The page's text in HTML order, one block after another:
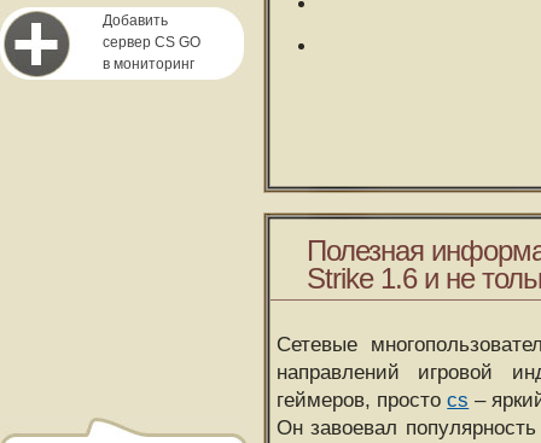
Добавить
сервер CS GO
в мониторинг
Полезная
Strike 1.6 и не
Сетевые
направлений игровой
геймеров, простоcs –
Он завоевал